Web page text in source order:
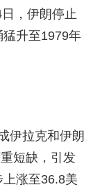
，伊朗停止
升至1979年
伊拉克和伊朗
短缺，引发
涨至36.8美